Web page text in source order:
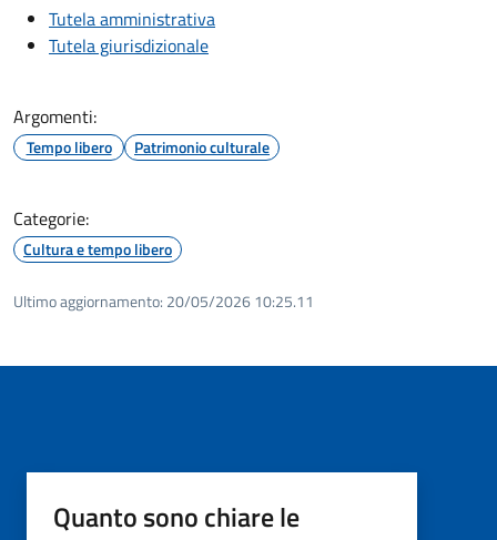
Tutela amministrativa
Tutela giurisdizionale
Argomenti:
Tempo libero Patrimonio culturale
Categorie:
Cultura e tempo libero
Ultimo aggiornamento: 20/05/2026 10:25.11
Quanto sono chiare le